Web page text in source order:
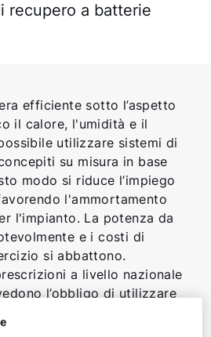
recupero a batterie
efficiente sotto l’aspetto
il calore, l'umidità e il
utilizzare sistemi di
su misura in base
modo si riduce l’impiego
l'ammortamento
l'impianto. La potenza da
e i costi di
si abbattono.
a livello nazionale
l’obbligo di utilizzare